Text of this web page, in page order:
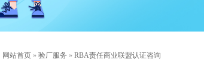
网站首页 » 验厂服务 » RBA责任商业联盟认证咨询